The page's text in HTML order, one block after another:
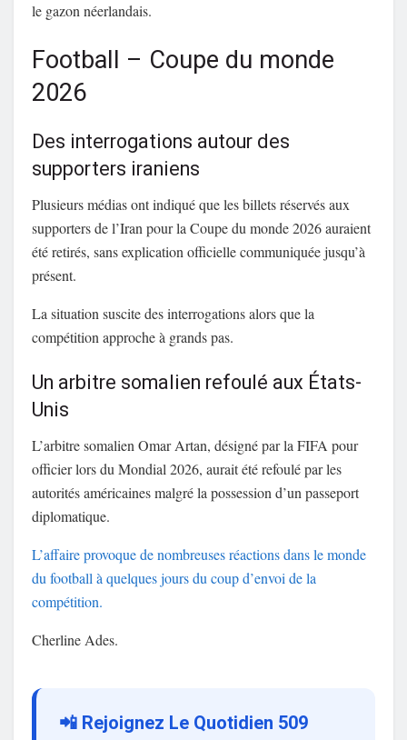
le gazon néerlandais.
Football – Coupe du monde
2026
Des interrogations autour des
supporters iraniens
Plusieurs médias ont indiqué que les billets réservés aux
supporters de l’Iran pour la Coupe du monde 2026 auraient
été retirés, sans explication officielle communiquée jusqu’à
présent.
La situation suscite des interrogations alors que la
compétition approche à grands pas.
Un arbitre somalien refoulé aux États-
Unis
L’arbitre somalien Omar Artan, désigné par la FIFA pour
officier lors du Mondial 2026, aurait été refoulé par les
autorités américaines malgré la possession d’un passeport
diplomatique.
L’affaire provoque de nombreuses réactions dans le monde
du football à quelques jours du coup d’envoi de la
compétition.
Cherline Ades.
📲 Rejoignez Le Quotidien 509